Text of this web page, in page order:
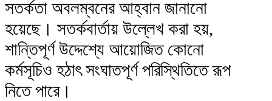
সতর্কতা অবলম্বনের আহ্বান জানানো
হয়েছে। সতর্কবার্তায় উল্লেখ করা হয়,
শান্তিপূর্ণ উদ্দেশ্যে আয়োজিত কোনো
কর্মসূচিও হঠাৎ সংঘাতপূর্ণ পরিস্থিতিতে রূপ
নিতে পারে।